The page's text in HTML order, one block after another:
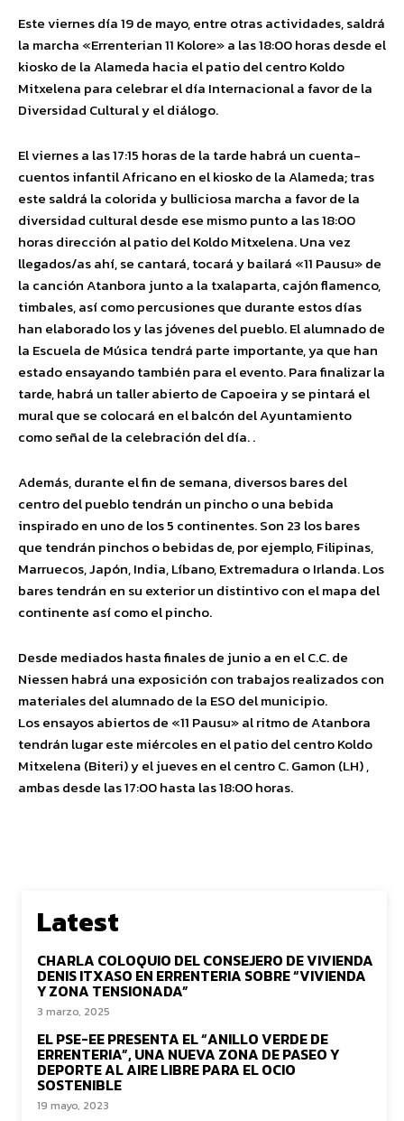
Este viernes día 19 de mayo, entre otras actividades, saldrá
la marcha «Errenterian 11 Kolore» a las 18:00 horas desde el
kiosko de la Alameda hacia el patio del centro Koldo
Mitxelena para celebrar el día Internacional a favor de la
Diversidad Cultural y el diálogo.
El viernes a las 17:15 horas de la tarde habrá un cuenta-
cuentos infantil Africano en el kiosko de la Alameda; tras
este saldrá la colorida y bulliciosa marcha a favor de la
diversidad cultural desde ese mismo punto a las 18:00
horas dirección al patio del Koldo Mitxelena. Una vez
llegados/as ahí, se cantará, tocará y bailará «11 Pausu» de
la canción Atanbora junto a la txalaparta, cajón flamenco,
timbales, así como percusiones que durante estos días
han elaborado los y las jóvenes del pueblo. El alumnado de
la Escuela de Música tendrá parte importante, ya que han
estado ensayando también para el evento. Para finalizar la
tarde, habrá un taller abierto de Capoeira y se pintará el
mural que se colocará en el balcón del Ayuntamiento
como señal de la celebración del día. .
Además, durante el fin de semana, diversos bares del
centro del pueblo tendrán un pincho o una bebida
inspirado en uno de los 5 continentes. Son 23 los bares
que tendrán pinchos o bebidas de, por ejemplo, Filipinas,
Marruecos, Japón, India, Líbano, Extremadura o Irlanda. Los
bares tendrán en su exterior un distintivo con el mapa del
continente así como el pincho.
Desde mediados hasta finales de junio a en el C.C. de
Niessen habrá una exposición con trabajos realizados con
materiales del alumnado de la ESO del municipio.
Los ensayos abiertos de «11 Pausu» al ritmo de Atanbora
tendrán lugar este miércoles en el patio del centro Koldo
Mitxelena (Biteri) y el jueves en el centro C. Gamon (LH) ,
ambas desde las 17:00 hasta las 18:00 horas.
Latest
CHARLA COLOQUIO DEL CONSEJERO DE VIVIENDA
DENIS ITXASO EN ERRENTERIA SOBRE “VIVIENDA
Y ZONA TENSIONADA”
3 marzo, 2025
EL PSE-EE PRESENTA EL “ANILLO VERDE DE
ERRENTERIA”, UNA NUEVA ZONA DE PASEO Y
DEPORTE AL AIRE LIBRE PARA EL OCIO
SOSTENIBLE
19 mayo, 2023